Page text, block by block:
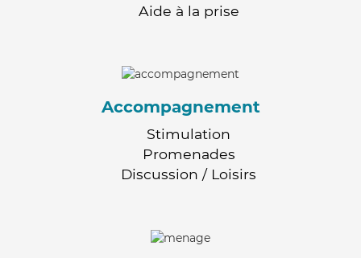
Aide à la prise
Accompagnement
Stimulation
Promenades
Discussion / Loisirs